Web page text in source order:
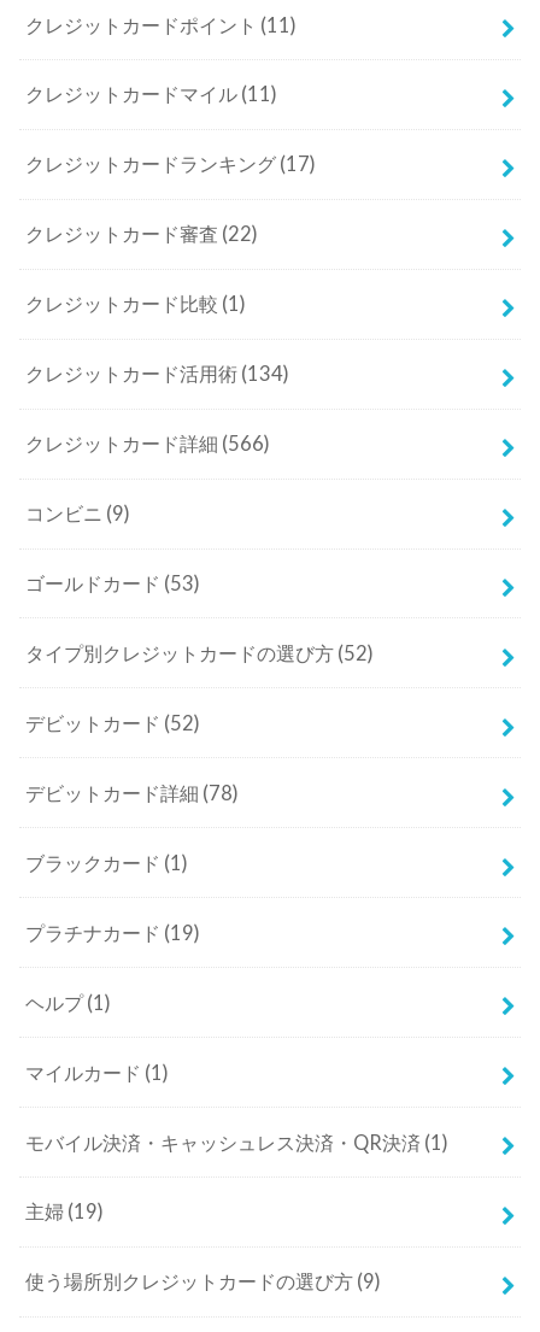
クレジットカードポイント (11)
クレジットカードマイル (11)
クレジットカードランキング (17)
クレジットカード審査 (22)
クレジットカード比較 (1)
クレジットカード活用術 (134)
クレジットカード詳細 (566)
コンビニ (9)
ゴールドカード (53)
タイプ別クレジットカードの選び方 (52)
デビットカード (52)
デビットカード詳細 (78)
ブラックカード (1)
プラチナカード (19)
ヘルプ(1)
マイルカード (1)
モバイル決済・キャッシュレス決済・QR決済 (1)
主婦 (19)
使う場所別クレジットカードの選び方 (9)